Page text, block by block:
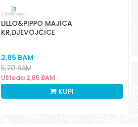
LILLO&PIPPO MAJICA
KR,DJEVOJČICE
2,85 BAM
Ušteda2,85 BAM
5,70BAM
KUPI